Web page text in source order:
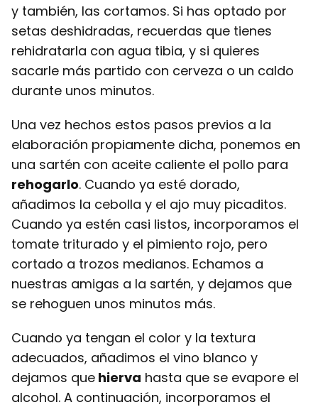
y también, las cortamos. Si has optado por
setas deshidradas, recuerdas que tienes
rehidratarla con agua tibia, y si quieres
sacarle más partido con cerveza o un caldo
durante unos minutos.
Una vez hechos estos pasos previos a la
elaboración propiamente dicha, ponemos en
una sartén con aceite caliente el pollo para
rehogarlo. Cuando ya esté dorado,
añadimos la cebolla y el ajo muy picaditos.
Cuando ya estén casi listos, incorporamos el
tomate triturado y el pimiento rojo, pero
cortado a trozos medianos. Echamos a
nuestras amigas a la sartén, y dejamos que
se rehoguen unos minutos más.
Cuando ya tengan el color y la textura
adecuados, añadimos el vino blanco y
dejamos que hierva hasta que se evapore el
alcohol. A continuación, incorporamos el